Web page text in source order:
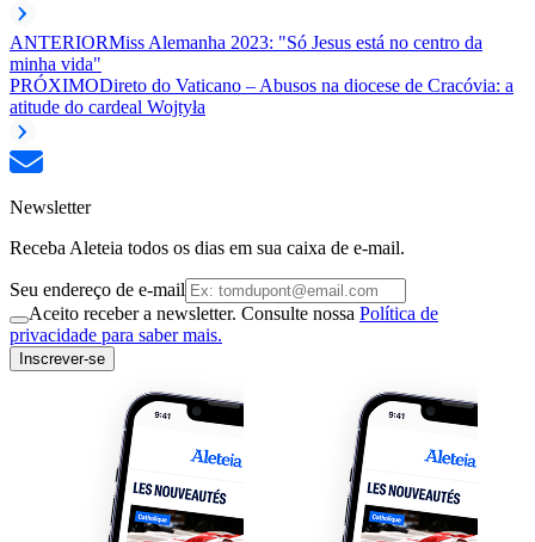
ANTERIORMiss Alemanha 2023: "Só Jesus está no centro da
minha vida"
PRÓXIMODireto do Vaticano – Abusos na diocese de Cracóvia: a
atitude do cardeal Wojtyła
Newsletter
Receba Aleteia todos os dias em sua caixa de e-mail.
Seu endereço de e-mail
Aceito receber a newsletter. Consulte nossa Política de
privacidade para saber mais.
Inscrever-se